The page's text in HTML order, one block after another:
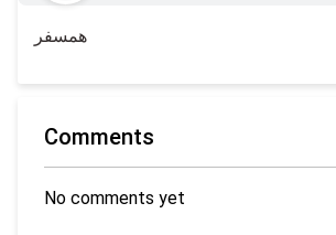
همسفر
Comments
No comments yet